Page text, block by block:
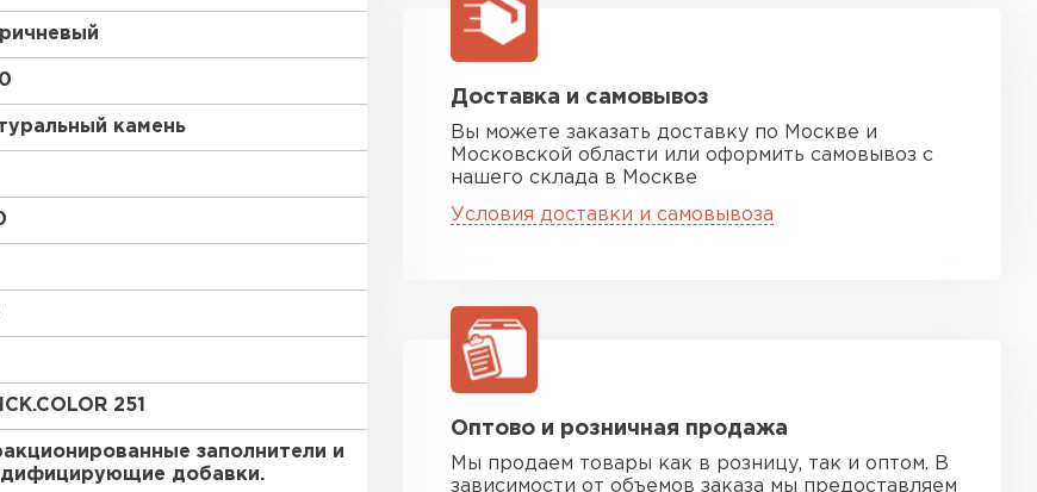
камень
251
заполнители и
добавки.
Доставка и самовывоз
Вы можете заказать доставку по Москве и
Московской области или оформить самовывоз с
нашего склада в Москве
Условия доставки и самовывоза
Оптово и розничная продажа
Мы продаем товары как в розницу, так и оптом. В
зависимости от объемов заказа мы предоставляем